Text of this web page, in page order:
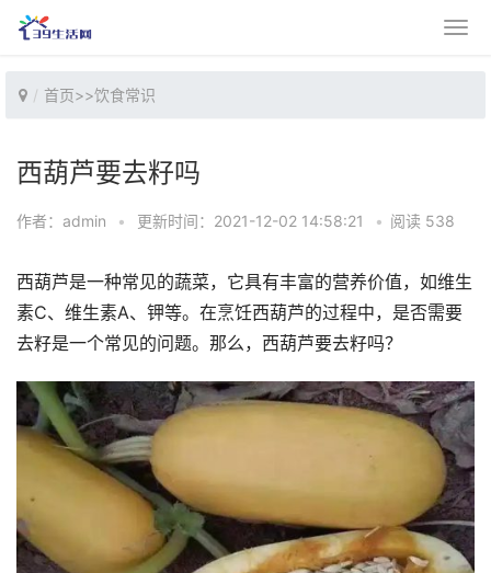
首页>>饮食常识
西葫芦要去籽吗
作者：admin • 更新时间：2021-12-02 14:58:21 • 阅读 538
西葫芦是一种常见的蔬菜，它具有丰富的营养价值，如维生
素C、维生素A、钾等。在烹饪西葫芦的过程中，是否需要
去籽是一个常见的问题。那么，西葫芦要去籽吗？